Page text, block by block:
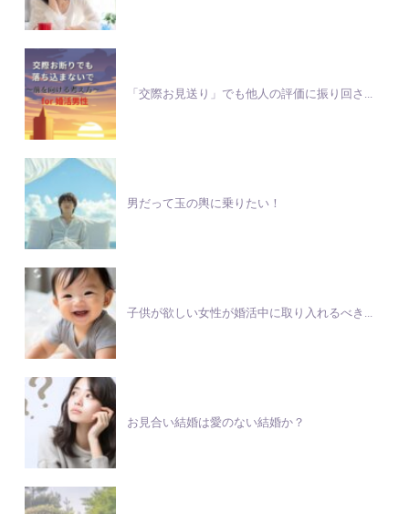
「交際お見送り」でも他人の評価に振り回さ...
男だって玉の輿に乗りたい！
子供が欲しい女性が婚活中に取り入れるべき...
お見合い結婚は愛のない結婚か？